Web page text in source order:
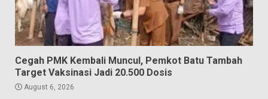
Cegah PMK Kembali Muncul, Pemkot Batu Tambah
Target Vaksinasi Jadi 20.500 Dosis
August 6, 2026